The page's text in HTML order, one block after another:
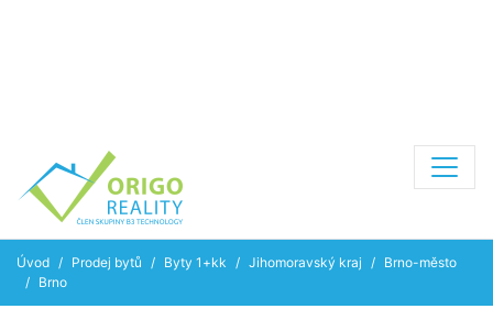
Úvod Prodej bytů Byty 1+kk Jihomoravský kraj
Brno-město
Brno